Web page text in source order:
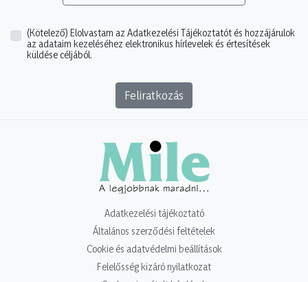
(Kötelező) Elolvastam az Adatkezelési Tájékoztatót és hozzájárulok
az adataim kezeléséhez elektronikus hírlevelek és értesítések
küldése céljából.
Feliratkozás
Adatkezelési tájékoztató
Általános szerződési feltételek
Cookie és adatvédelmi beállítások
Felelősség kizáró nyilatkozat